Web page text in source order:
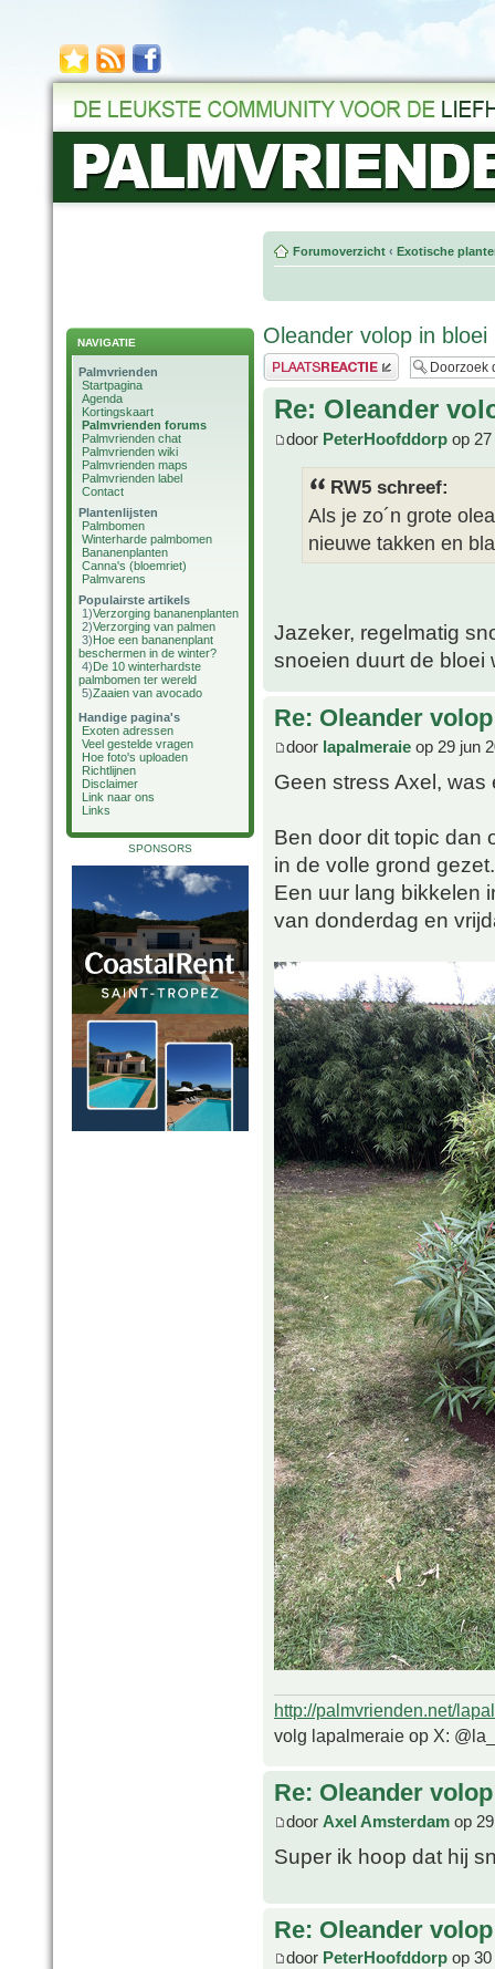
NAVIGATIE
Palmvrienden
Startpagina
Agenda
Kortingskaart
Palmvrienden forums
Palmvrienden chat
Palmvrienden wiki
Palmvrienden maps
Palmvrienden label
Contact
Plantenlijsten
Palmbomen
Winterharde palmbomen
Bananenplanten
Canna's (bloemriet)
Palmvarens
Populairste artikels
1)Verzorging bananenplanten
2)Verzorging van palmen
3)Hoe een bananenplant
beschermen in de winter?
4)De 10 winterhardste
palmbomen ter wereld
5)Zaaien van avocado
Handige pagina's
Exoten adressen
Veel gestelde vragen
Hoe foto's uploaden
Richtlijnen
Disclaimer
Link naar ons
Links
SPONSORS
Forumoverzicht ‹ Exotische
Oleander volop in bloei
Plaats een reactie
Re: Oleander
door PeterHoofddorp op
RW5 schreef:
Als je zo´n grote
nieuwe takken en
Jazeker, regelmatig
snoeien duurt de bloei
Re: Oleander
door lapalmeraie op 29 jun
Geen stress Axel,
Ben door dit topic dan
in de volle grond gezet.
Een uur lang bikkelen
van donderdag en
http://palmvrienden.net/
volg lapalmeraie op X:
Re: Oleander
door Axel Amsterdam op
Super ik hoop dat hij
Re: Oleander
door PeterHoofddorp op